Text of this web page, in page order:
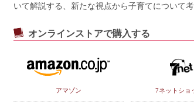
いて解説する、新たな視点から子育てについて
オンラインストアで購入する
アマゾン 7ネットショ